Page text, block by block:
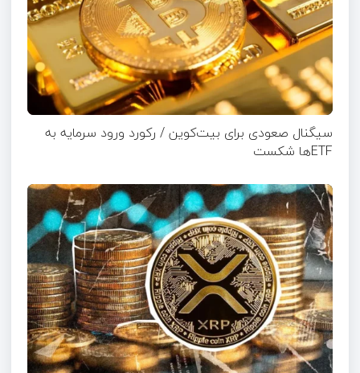
سیگنال صعودی برای بیت‌کوین / رکورد ورود سرمایه به
ETFها شکست